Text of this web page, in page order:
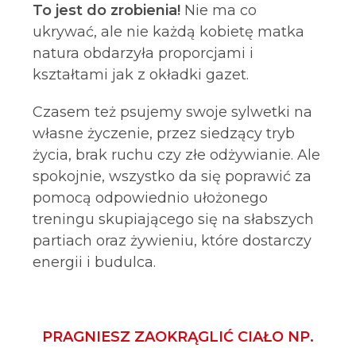
To jest do zrobienia! Nie ma co
ukrywać, ale nie każdą kobietę matka
natura obdarzyła proporcjami i
kształtami jak z okładki gazet.
Czasem też psujemy swoje sylwetki na
własne życzenie, przez siedzący tryb
życia, brak ruchu czy złe odżywianie. Ale
spokojnie, wszystko da się poprawić za
pomocą odpowiednio ułożonego
treningu skupiającego się na słabszych
partiach oraz żywieniu, które dostarczy
energii i budulca.
PRAGNIESZ ZAOKRĄGLIĆ CIAŁO NP.